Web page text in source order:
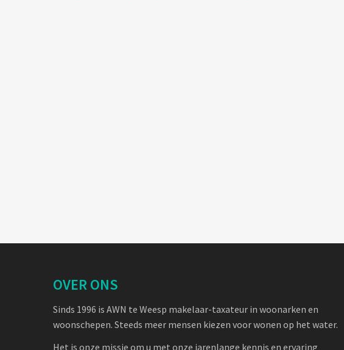
OVER ONS
Sinds 1996 is AWN te Weesp makelaar-taxateur in woonarken en
woonschepen. Steeds meer mensen kiezen voor wonen op het water.
Het is onze missie om u met onze jarenlange kennis en ervaring